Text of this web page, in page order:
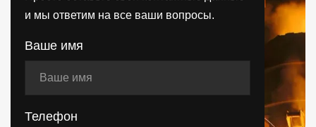
и мы ответим на все ваши вопросы.
Ваше имя
Телефон